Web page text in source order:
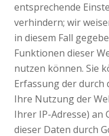
entsprechende
verhindern; wir
in diesem Fall
Funktionen dieser
nutzen können. Sie
Erfassung der durch
Ihre Nutzung der
Ihrer IP-Adresse) an
dieser Daten durch